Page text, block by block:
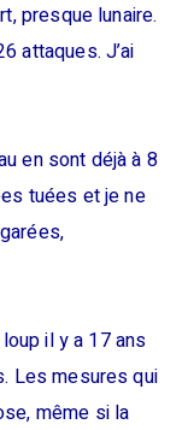
presque lunaire.
attaques. J’ai
en sont déjà à 8
tuées et je ne
il y a 17 ans
Les mesures qui
même si la